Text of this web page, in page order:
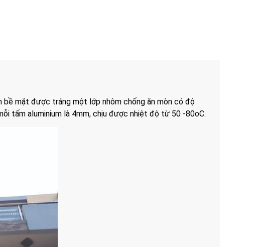
bề mặt được tráng một lớp nhôm chống ăn mòn có độ
tấm aluminium là 4mm, chịu được nhiệt độ từ 50 -80oC.